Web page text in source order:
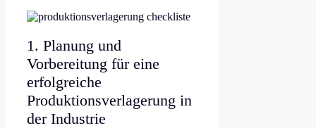
1. Planung und
Vorbereitung für eine
erfolgreiche
Produktionsverlagerung in
der Industrie